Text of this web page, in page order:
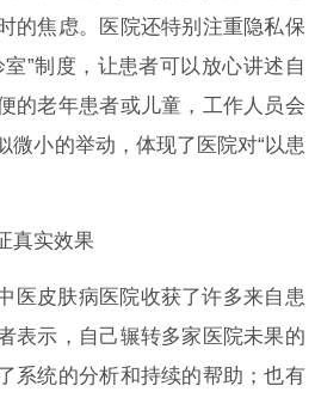
的焦虑。医院还特别注重隐私保
”制度，让患者可以放心讲述自
的老年患者或儿童，工作人员会
微小的举动，体现了医院对“以患
真实效果
医皮肤病医院收获了许多来自患
表示，自己辗转多家医院未果的
系统的分析和持续的帮助；也有